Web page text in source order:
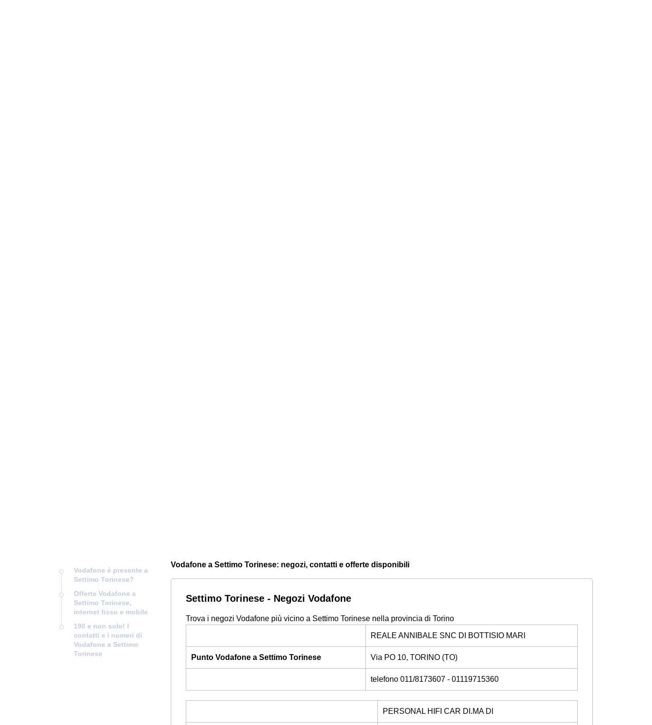
Vodafone è presente a
Settimo Torinese?
Offerte Vodafone a
Settimo Torinese,
internet fisso e mobile
190 e non solo! I
contatti e i numeri di
Vodafone a Settimo
Torinese
Vodafone a Settimo Torinese: negozi, contatti e offerte disponibili
Settimo Torinese - Negozi Vodafone
Trova i negozi Vodafone più vicino a Settimo Torinese nella provincia di Torino
REALE ANNIBALE SNC DI BOTTISIO MARI
Punto Vodafone a Settimo Torinese Via PO 10, TORINO (TO)
telefono 011/8173607 - 01119715360
PERSONAL HIFI CAR DI.MA DI